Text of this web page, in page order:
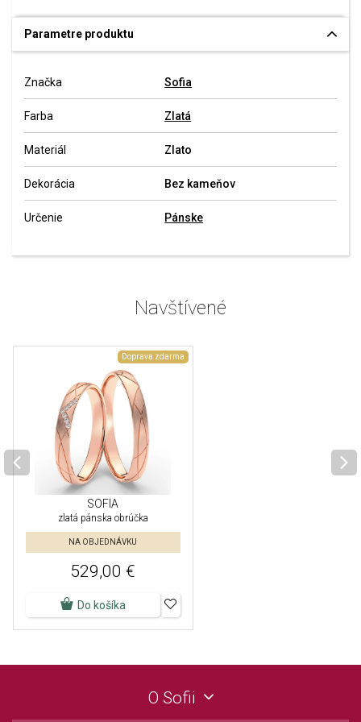
Parametre produktu
Značka Sofia
Farba Zlatá
Materiál Zlato
Dekorácia Bez kameňov
Určenie Pánske
Navštívené
Doprava zdarma
SOFIA
zlatá pánska obrúčka
NA OBJEDNÁVKU
529,00 €
Do košíka
O Sofii